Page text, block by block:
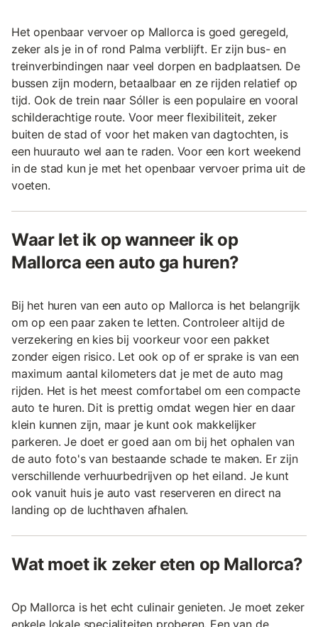
Het openbaar vervoer op Mallorca is goed geregeld,
zeker als je in of rond Palma verblijft. Er zijn bus- en
treinverbindingen naar veel dorpen en badplaatsen. De
bussen zijn modern, betaalbaar en ze rijden relatief op
tijd. Ook de trein naar Sóller is een populaire en vooral
schilderachtige route. Voor meer flexibiliteit, zeker
buiten de stad of voor het maken van dagtochten, is
een huurauto wel aan te raden. Voor een kort weekend
in de stad kun je met het openbaar vervoer prima uit de
voeten.
Waar let ik op wanneer ik op
Mallorca een auto ga huren?
Bij het huren van een auto op Mallorca is het belangrijk
om op een paar zaken te letten. Controleer altijd de
verzekering en kies bij voorkeur voor een pakket
zonder eigen risico. Let ook op of er sprake is van een
maximum aantal kilometers dat je met de auto mag
rijden. Het is het meest comfortabel om een compacte
auto te huren. Dit is prettig omdat wegen hier en daar
klein kunnen zijn, maar je kunt ook makkelijker
parkeren. Je doet er goed aan om bij het ophalen van
de auto foto's van bestaande schade te maken. Er zijn
verschillende verhuurbedrijven op het eiland. Je kunt
ook vanuit huis je auto vast reserveren en direct na
landing op de luchthaven afhalen.
Wat moet ik zeker eten op Mallorca?
Op Mallorca is het echt culinair genieten. Je moet zeker